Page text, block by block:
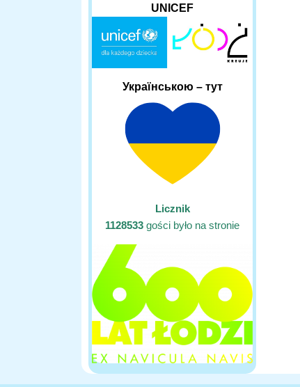
UNICEF
Українською – тут
Licznik
1128533 gości było na stronie